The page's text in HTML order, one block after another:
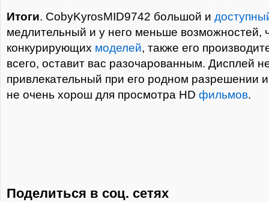
Итоги. CobyKyrosMID9742 большой и
медлительный и у него меньше возможностей,
конкурирующих моделей, также его
всего, оставит вас разочарованным. Дисплей
привлекательный при его родном разрешении
не очень хорош для просмотра HD фильмов.
Поделиться в соц. сетях